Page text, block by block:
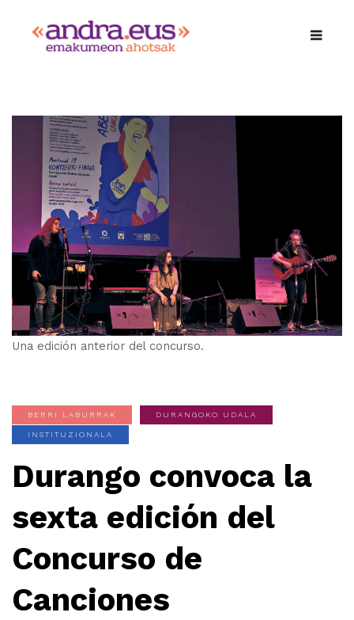
Una edición anterior del concurso.
BERRI LABURRAK DURANGOKO UDALA
INSTITUZIONALA
Durango convoca la
sexta edición del
Concurso de
Canciones